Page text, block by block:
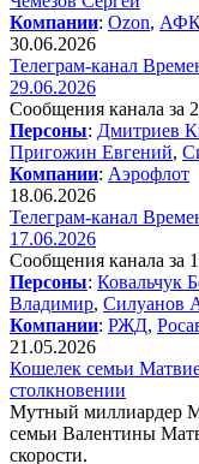
Компании: Ozon, АФК
30.06.2026
Телеграм-канал
29.06.2026
Сообщения канала за
Персоны: Дмитриев
Пригожин Евгений,
Компании: Аэрофлот
18.06.2026
Телеграм-канал
17.06.2026
Сообщения канала за
Персоны: Ковальчук
Владимир, Силуанов
Компании: РЖД,
21.05.2026
Кошелек семьи
столкновении
Мутный миллиардер
семьи Валентины
скорости.